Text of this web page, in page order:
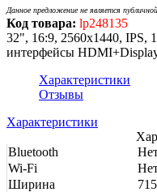
Данное предложение не является
Код товара: lp248135
32", 16:9, 2560x1440, IPS,
интерфейсы
Характеристики
Отзывы
Характеристики
Bluetooth
Wi-Fi
Ширина